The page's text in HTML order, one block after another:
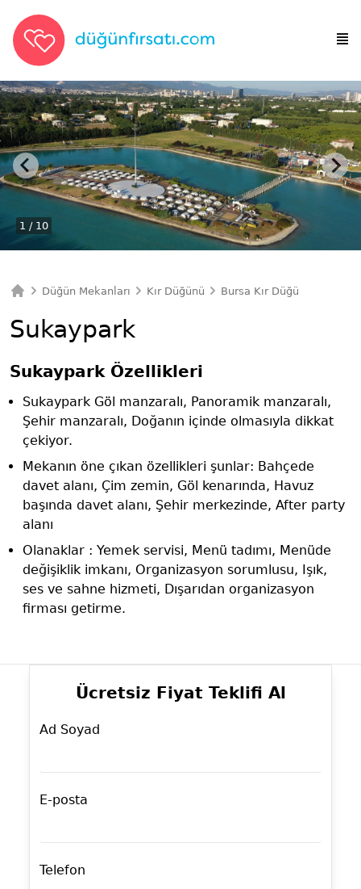
1 / 10
Düğün Mekanları Kır Düğünü Bursa Kır Düğünü
Sukaypark
Sukaypark Özellikleri
Sukaypark Göl manzaralı, Panoramik manzaralı,
Şehir manzaralı, Doğanın içinde olmasıyla dikkat
çekiyor.
Mekanın öne çıkan özellikleri şunlar: Bahçede
davet alanı, Çim zemin, Göl kenarında, Havuz
başında davet alanı, Şehir merkezinde, After party
alanı
Olanaklar : Yemek servisi, Menü tadımı, Menüde
değişiklik imkanı, Organizasyon sorumlusu, Işık,
ses ve sahne hizmeti, Dışarıdan organizasyon
firması getirme.
Ücretsiz Fiyat Teklifi Al
Ad Soyad
E-posta
Telefon